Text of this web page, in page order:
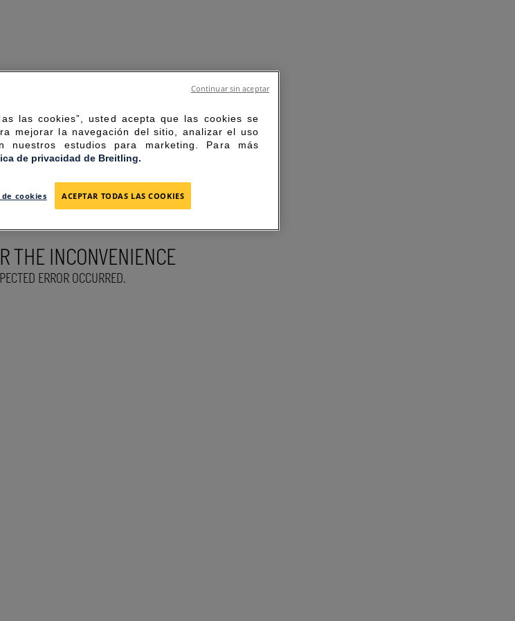
THE INCONVENIENCE
ERROR OCCURRED.
las cookies”, usted acepta que las cookies se
mejorar la navegación del sitio, analizar el uso
nuestros estudios para marketing. Para más
de privacidad de Breitling.
cookies ACEPTAR TODAS LAS COOKIES
Continuar sin aceptar